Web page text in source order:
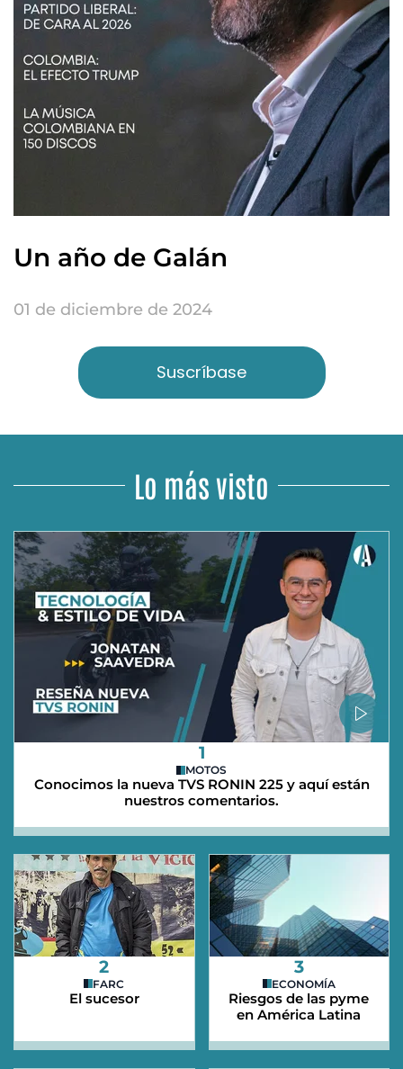
Un año de Galán
01 de diciembre de 2024
Suscríbase
Lo más visto
1
MOTOS
Conocimos la nueva TVS RONIN 225 y aquí están
nuestros comentarios.
2
FARC
El sucesor
3
ECONOMÍA
Riesgos de las pyme
en América Latina